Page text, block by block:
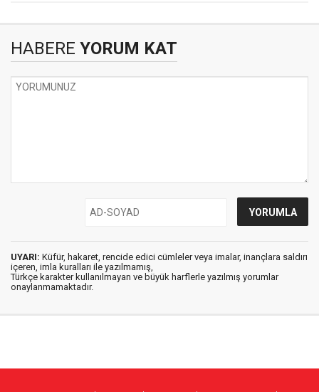
HABERE YORUM KAT
UYARI: Küfür, hakaret, rencide edici cümleler veya imalar, inançlara saldırı
içeren, imla kuralları ile yazılmamış,
Türkçe karakter kullanılmayan ve büyük harflerle yazılmış yorumlar
onaylanmamaktadır.